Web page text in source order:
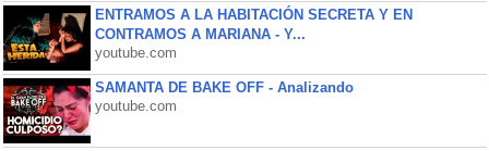
ENTRAMOS A LA HABITACIÓN SECRETA Y EN
CONTRAMOS A MARIANA - Y...
youtube.com
SAMANTA DE BAKE OFF - Analizando
youtube.com